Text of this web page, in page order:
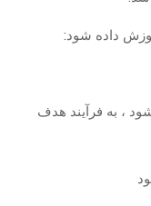
داده شود:
شود ، به فرآیند هدف